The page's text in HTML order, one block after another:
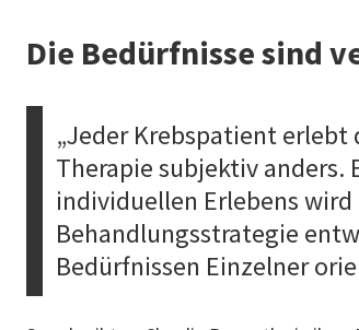
Die Bedürfnisse sind
„Jeder Krebspatient
Therapie subjektiv anders.
individuellen Erlebens
Behandlungsstrategie
Bedürfnissen Einzelner